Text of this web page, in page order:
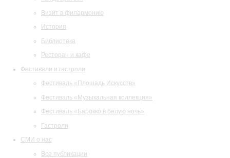
Визит в филармонию
История
Библиотека
Ресторан и кафе
Фестивали и гастроли
Фестиваль «Площадь Искусств»
Фестиваль «Музыкальная коллекция»
Фестиваль «Барокко в белую ночь»
Гастроли
СМИ о нас
Все публикации